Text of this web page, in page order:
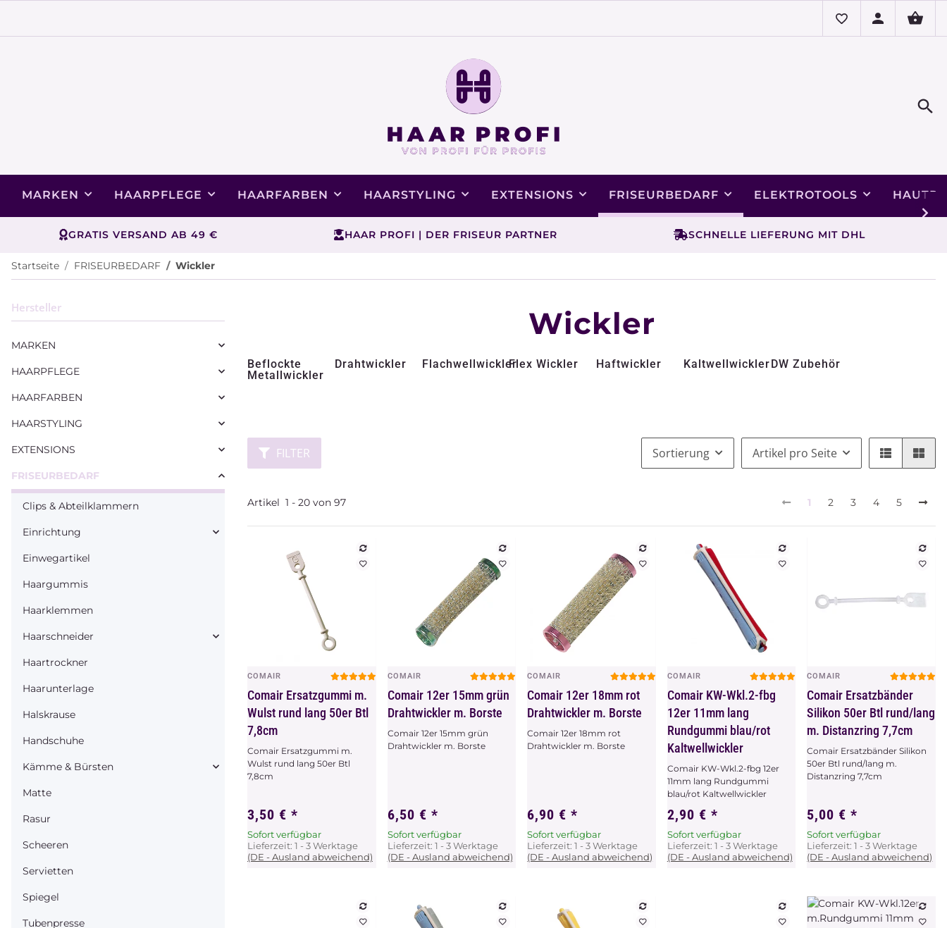
MARKEN HAARPFLEGE HAARFARBEN HAARSTYLING EXTENSIONS FRISEURBEDARF ELEKTROTOOLS
GRATIS VERSAND AB 49 € HAAR PROFI | DER FRISEUR PARTNER SCHNELLE LIEFERUNG MIT DHL
Startseite FRISEURBEDARF Wickler
Wickler
Beflockte
Metallwickler
Drahtwickler FlachwellwicklerFlex Wickler Haftwickler KaltwellwicklerDW Zubehör
FILTER Sortierung Artikel pro Seite
Artikel 1 - 20 von 97 1 2 3 4 5
Vorschau
COMAIR
Comair Ersatzgummi m.
Wulst rund lang 50er Btl
7,8cm
Comair Ersatzgummi m.
Wulst rund lang 50er Btl
7,8cm
3,50 € *
Sofort verfügbar
Lieferzeit: 1 - 3 Werktage
(DE - Ausland abweichend)
Vorschau
COMAIR
Comair 12er 15mm grün
Drahtwickler m. Borste
Comair 12er 15mm grün
Drahtwickler m. Borste
6,50 € *
Sofort verfügbar
Lieferzeit: 1 - 3 Werktage
(DE - Ausland abweichend)
Vorschau
COMAIR
Comair 12er 18mm rot
Drahtwickler m. Borste
Comair 12er 18mm rot
Drahtwickler m. Borste
6,90 €*
Sofort verfügbar
Lieferzeit:1 - 3 Werktage
(DE - Ausland abweichend)
Vorschau
COMAIR
Comair KW-Wkl.2-fbg
12er 11mm lang
Rundgummi blau/rot
Kaltwellwickler
Comair KW-Wkl.2-fbg 12er
11mm lang Rundgummi
blau/rot Kaltwellwickler
2,90 € *
Sofort verfügbar
Lieferzeit: 1 - 3 Werktage
(DE - Ausland abweichend)
Vorschau
COMAIR
Comair Ersatzbänder
Silikon 50er Btl rund/lang
m. Distanzring 7,7cm
Comair Ersatzbänder Silikon
50er Btl rund/lang m.
Distanzring 7,7cm
5,00 €*
Sofort verfügbar
Lieferzeit:1 - 3 Werktage
(DE - Ausland abweichend)
Hersteller
MARKEN
HAARPFLEGE
HAARFARBEN
HAARSTYLING
EXTENSIONS
FRISEURBEDARF
Clips & Abteilklammern
Einrichtung
Einwegartikel
Haargummis
Haarklemmen
Haarschneider
Haartrockner
Haarunterlage
Halskrause
Handschuhe
Kämme & Bürsten
Matte
Rasur
Scheeren
Servietten
Spiegel
Tubenpresse